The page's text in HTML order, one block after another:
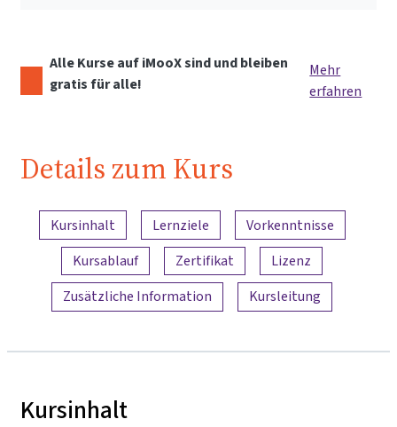
Alle Kurse auf iMooX sind und bleiben
gratis für alle!
Mehr
erfahren
Details zum Kurs
Inhaltsübersicht
Kursinhalt Lernziele
Vorkenntnisse
Kursablauf
Zertifikat
Lizenz
Zusätzliche Information
Kursleitung
Kursinhalt